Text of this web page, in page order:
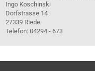
Ingo Koschinski
Dorfstrasse 14
27339 Riede
Telefon: 04294 - 673